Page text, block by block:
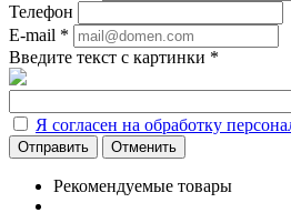
Телефон
E-mail *
Введите текст с картинки *
Я согласен на обработку
Отменить
Рекомендуемые товары